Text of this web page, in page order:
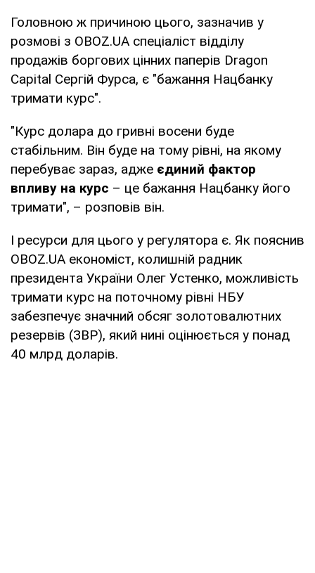
Головною ж причиною цього, зазначив у
розмові з OBOZ.UA спеціаліст відділу
продажів боргових цінних паперів Dragon
Capital Сергій Фурса, є "бажання Нацбанку
тримати курс".
"Курс долара до гривні восени буде
стабільним. Він буде на тому рівні, на якому
перебуває зараз, адже єдиний фактор
впливу на курс – це бажання Нацбанку його
тримати", – розповів він.
І ресурси для цього у регулятора є. Як пояснив
OBOZ.UA економіст, колишній радник
президента України Олег Устенко, можливість
тримати курс на поточному рівні НБУ
забезпечує значний обсяг золотовалютних
резервів (ЗВР), який нині оцінюється у понад
40 млрд доларів.